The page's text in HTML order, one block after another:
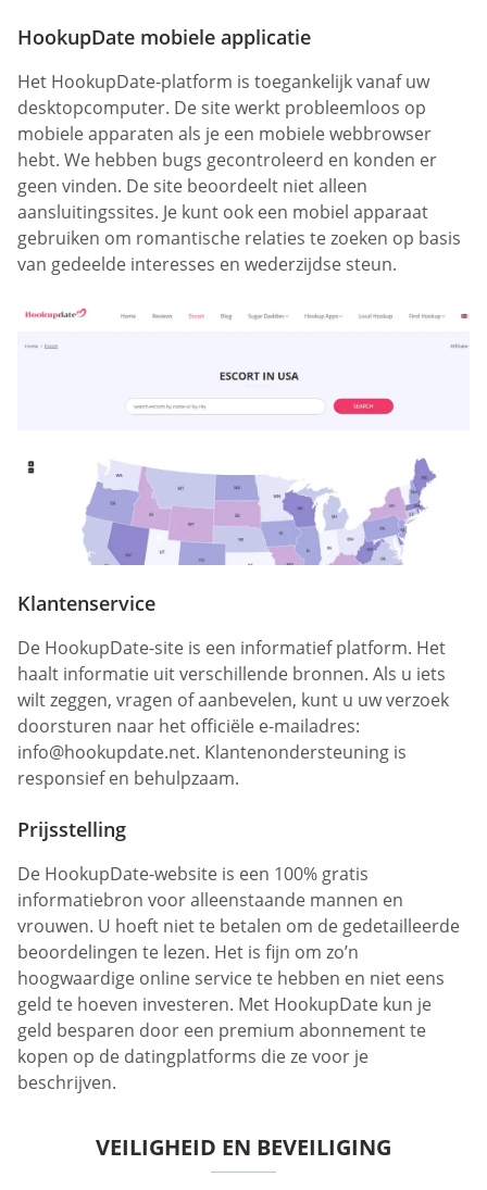
HookupDate mobiele applicatie
Het HookupDate-platform is toegankelijk vanaf uw
desktopcomputer. De site werkt probleemloos op
mobiele apparaten als je een mobiele webbrowser
hebt. We hebben bugs gecontroleerd en konden er
geen vinden. De site beoordeelt niet alleen
aansluitingssites. Je kunt ook een mobiel apparaat
gebruiken om romantische relaties te zoeken op basis
van gedeelde interesses en wederzijdse steun.
Klantenservice
De HookupDate-site is een informatief platform. Het
haalt informatie uit verschillende bronnen. Als u iets
wilt zeggen, vragen of aanbevelen, kunt u uw verzoek
doorsturen naar het officiële e-mailadres:
info@hookupdate.net. Klantenondersteuning is
responsief en behulpzaam.
Prijsstelling
De HookupDate-website is een 100% gratis
informatiebron voor alleenstaande mannen en
vrouwen. U hoeft niet te betalen om de gedetailleerde
beoordelingen te lezen. Het is fijn om zo’n
hoogwaardige online service te hebben en niet eens
geld te hoeven investeren. Met HookupDate kun je
geld besparen door een premium abonnement te
kopen op de datingplatforms die ze voor je
beschrijven.
VEILIGHEID EN BEVEILIGING